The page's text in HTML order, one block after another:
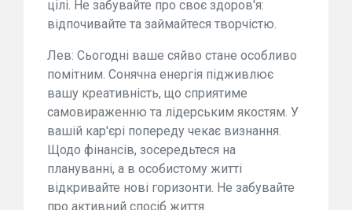
цілі. Не забувайте про своє здоров'я:
відпочивайте та займайтеся творчістю.
Лев: Сьогодні ваше сяйво стане особливо
помітним. Сонячна енергія підживлює
вашу креативність, що сприятиме
самовираженню та лідерським якостям. У
вашій кар'єрі попереду чекає визнання.
Щодо фінансів, зосередьтеся на
плануванні, а в особистому житті
відкривайте нові горизонти. Не забувайте
про активний спосіб життя.